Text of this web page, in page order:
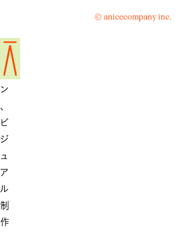
デ
ザ
イ
ン
、
ビ
ジ
ュ
ア
ル
制
作
© anicecompany inc.